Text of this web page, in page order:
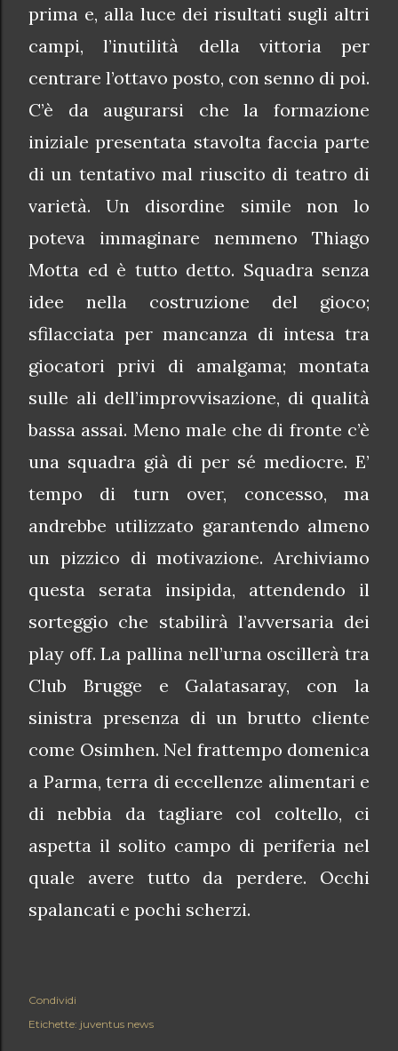
prima e, alla luce dei risultati sugli altri
campi, l’inutilità della vittoria per
centrare l’ottavo posto, con senno di poi.
C’è da augurarsi che la formazione
iniziale presentata stavolta faccia parte
di un tentativo mal riuscito di teatro di
varietà. Un disordine simile non lo
poteva immaginare nemmeno Thiago
Motta ed è tutto detto. Squadra senza
idee nella costruzione del gioco;
sfilacciata per mancanza di intesa tra
giocatori privi di amalgama; montata
sulle ali dell’improvvisazione, di qualità
bassa assai. Meno male che di fronte c’è
una squadra già di per sé mediocre. E’
tempo di turn over, concesso, ma
andrebbe utilizzato garantendo almeno
un pizzico di motivazione. Archiviamo
questa serata insipida, attendendo il
sorteggio che stabilirà l’avversaria dei
play off. La pallina nell’urna oscillerà tra
Club Brugge e Galatasaray, con la
sinistra presenza di un brutto cliente
come Osimhen. Nel frattempo domenica
a Parma, terra di eccellenze alimentari e
di nebbia da tagliare col coltello, ci
aspetta il solito campo di periferia nel
quale avere tutto da perdere. Occhi
spalancati e pochi scherzi.
Condividi
Etichette: juventus news